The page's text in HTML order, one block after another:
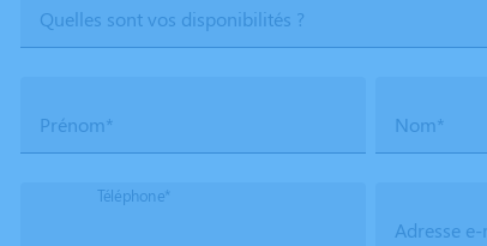
Quelles sont vos disponibilités ?
Prénom* Nom*
Téléphone*
Adresse